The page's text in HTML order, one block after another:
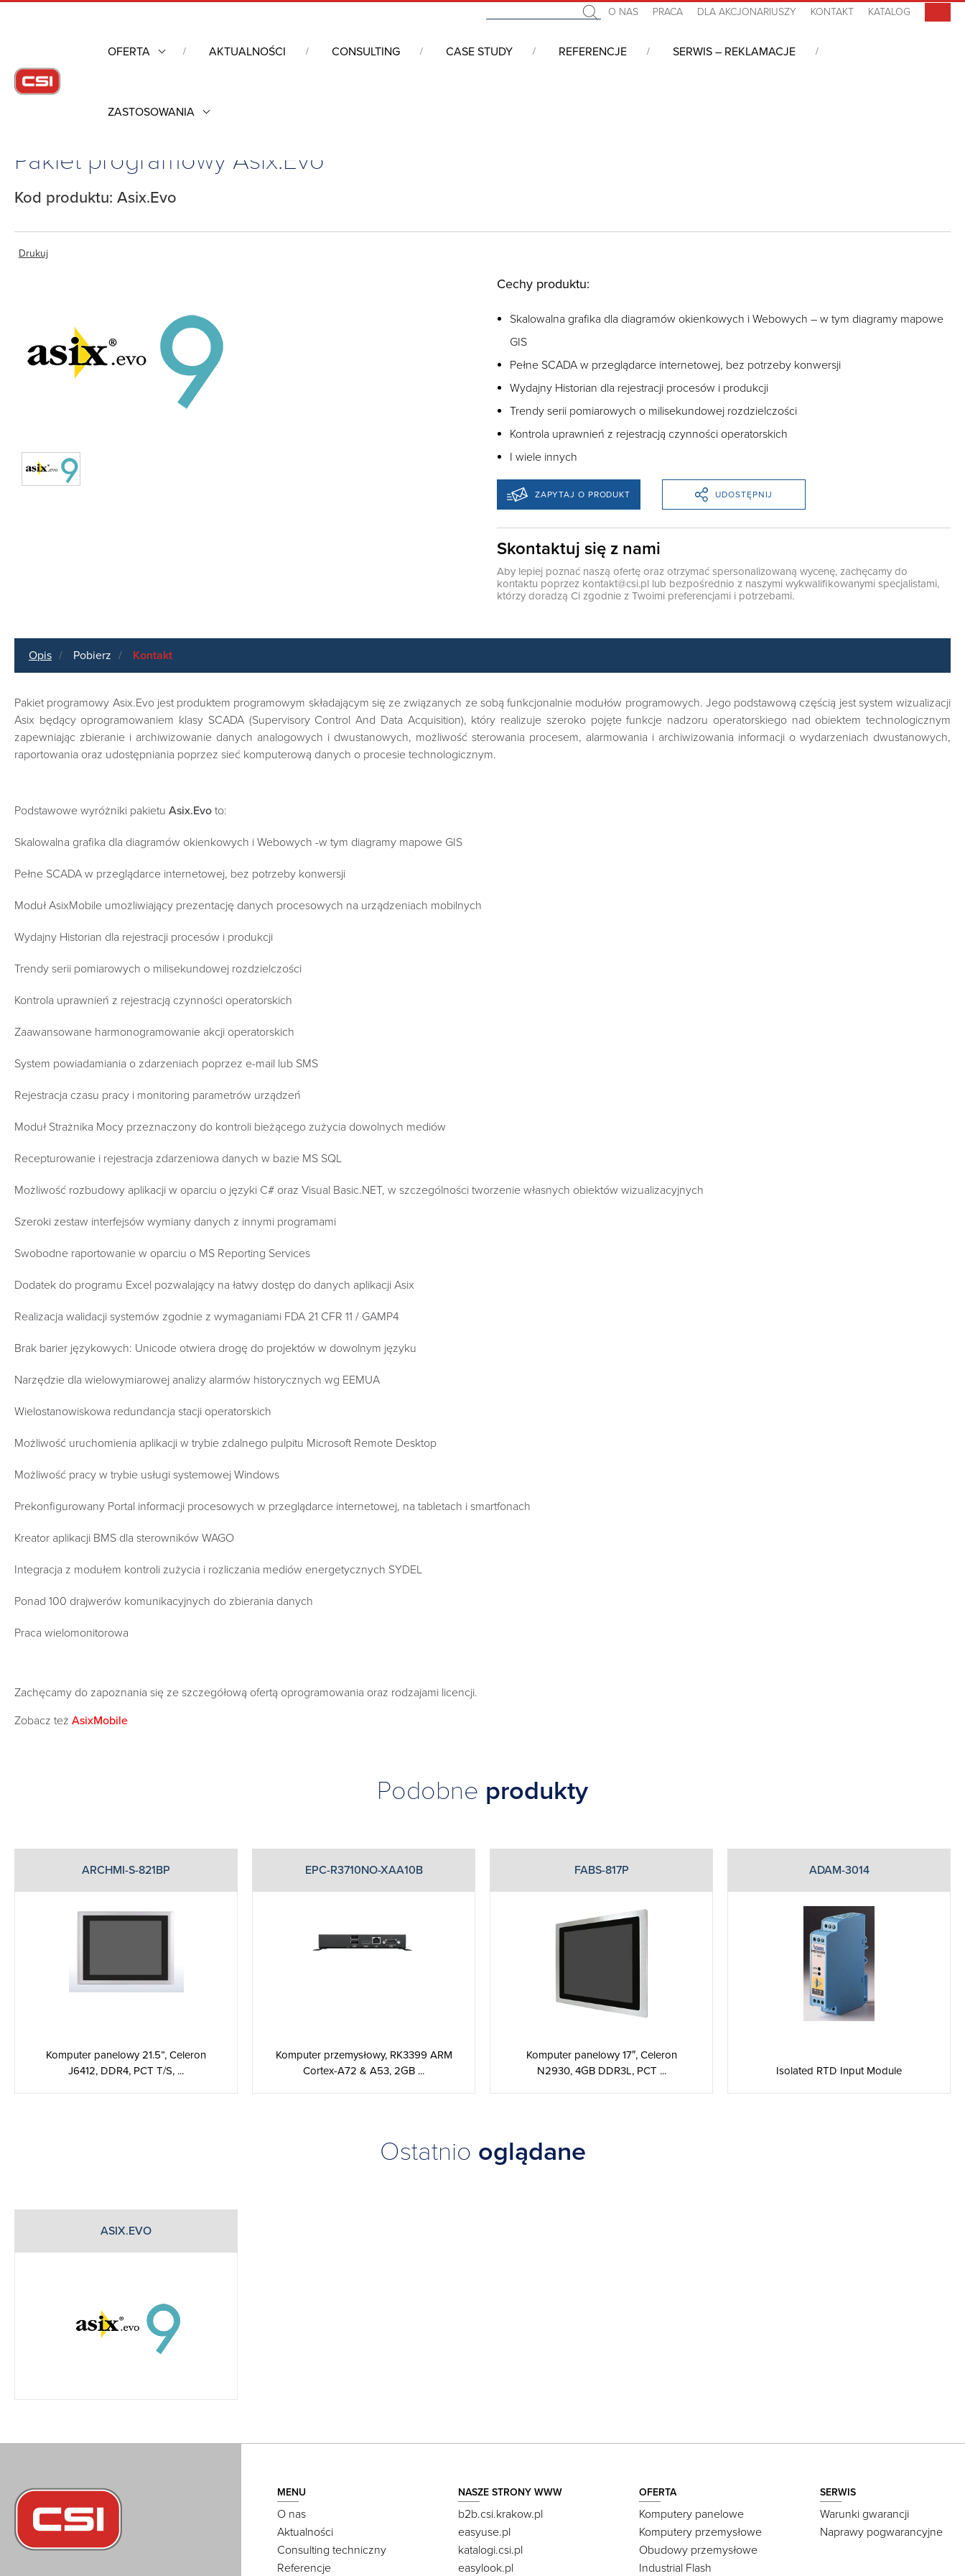
O NAS PRACA DLA AKCJONARIUSZY KONTAKT KATALOG
OFERTA AKTUALNOŚCI CONSULTING CASE STUDY REFERENCJE SERWIS – REKLAMACJE
ZASTOSOWANIA
Komputery przemysłowe
Pakiet programowy Asix.Evo
Kod produktu: Asix.Evo
Drukuj
Cechy produktu:
Skalowalna grafika dla diagramów okienkowych i Webowych – w tym diagramy mapowe
GIS
Pełne SCADA w przeglądarce internetowej, bez potrzeby konwersji
Wydajny Historian dla rejestracji procesów i produkcji
Trendy serii pomiarowych o milisekundowej rozdzielczości
Kontrola uprawnień z rejestracją czynności operatorskich
I wiele innych
ZAPYTAJ O PRODUKT UDOSTĘPNIJ
Skontaktuj się z nami
Aby lepiej poznać naszą ofertę oraz otrzymać spersonalizowaną wycenę, zachęcamy do
kontaktu poprzez kontakt@csi.pl lub bezpośrednio z naszymi wykwalifikowanymi specjalistami,
którzy doradzą Ci zgodnie z Twoimi preferencjami i potrzebami.
Opis Pobierz Kontakt
Pakiet programowy Asix.Evo jest produktem programowym składającym się ze związanych ze sobą funkcjonalnie modułów programowych. Jego podstawową częścią jest system wizualizacji
Asix będący oprogramowaniem klasy SCADA (Supervisory Control And Data Acquisition), który realizuje szeroko pojęte funkcje nadzoru operatorskiego nad obiektem technologicznym
zapewniając zbieranie i archiwizowanie danych analogowych i dwustanowych, możliwość sterowania procesem, alarmowania i archiwizowania informacji o wydarzeniach dwustanowych,
raportowania oraz udostępniania poprzez sieć komputerową danych o procesie technologicznym.
Podstawowe wyróżniki pakietu Asix.Evo to:
Skalowalna grafika dla diagramów okienkowych i Webowych -w tym diagramy mapowe GIS
Pełne SCADA w przeglądarce internetowej, bez potrzeby konwersji
Moduł AsixMobile umożliwiający prezentację danych procesowych na urządzeniach mobilnych
Wydajny Historian dla rejestracji procesów i produkcji
Trendy serii pomiarowych o milisekundowej rozdzielczości
Kontrola uprawnień z rejestracją czynności operatorskich
Zaawansowane harmonogramowanie akcji operatorskich
System powiadamiania o zdarzeniach poprzez e-mail lub SMS
Rejestracja czasu pracy i monitoring parametrów urządzeń
Moduł Strażnika Mocy przeznaczony do kontroli bieżącego zużycia dowolnych mediów
Recepturowanie i rejestracja zdarzeniowa danych w bazie MS SQL
Możliwość rozbudowy aplikacji w oparciu o języki C# oraz Visual Basic.NET, w szczególności tworzenie własnych obiektów wizualizacyjnych
Szeroki zestaw interfejsów wymiany danych z innymi programami
Swobodne raportowanie w oparciu o MS Reporting Services
Dodatek do programu Excel pozwalający na łatwy dostęp do danych aplikacji Asix
Realizacja walidacji systemów zgodnie z wymaganiami FDA 21 CFR 11 / GAMP4
Brak barier językowych: Unicode otwiera drogę do projektów w dowolnym języku
Narzędzie dla wielowymiarowej analizy alarmów historycznych wg EEMUA
Wielostanowiskowa redundancja stacji operatorskich
Możliwość uruchomienia aplikacji w trybie zdalnego pulpitu Microsoft Remote Desktop
Możliwość pracy w trybie usługi systemowej Windows
Prekonfigurowany Portal informacji procesowych w przeglądarce internetowej, na tabletach i smartfonach
Kreator aplikacji BMS dla sterowników WAGO
Integracja z modułem kontroli zużycia i rozliczania mediów energetycznych SYDEL
Ponad 100 drajwerów komunikacyjnych do zbierania danych
Praca wielomonitorowa
Zachęcamy do zapoznania się ze szczegółową ofertą oprogramowania oraz rodzajami licencji.
Zobacz też AsixMobile
Podobne produkty
ARCHMI-S-821BP
Komputer panelowy 21.5”, Celeron
J6412, DDR4, PCT T/S, ...
EPC-R3710NO-XAA10B
Komputer przemysłowy, RK3399 ARM
Cortex-A72 & A53, 2GB ...
FABS-817P
Komputer panelowy 17″, Celeron
N2930, 4GB DDR3L, PCT ...
ADAM-3014
Isolated RTD Input Module
Ostatnio oglądane
ASIX.EVO
MENU
O nas
Aktualności
Consulting techniczny
Referencje
NASZE STRONY WWW
b2b.csi.krakow.pl
easyuse.pl
katalogi.csi.pl
easylook.pl
OFERTA
Komputery panelowe
Komputery przemysłowe
Obudowy przemysłowe
Industrial Flash
SERWIS
Warunki gwarancji
Naprawy pogwarancyjne